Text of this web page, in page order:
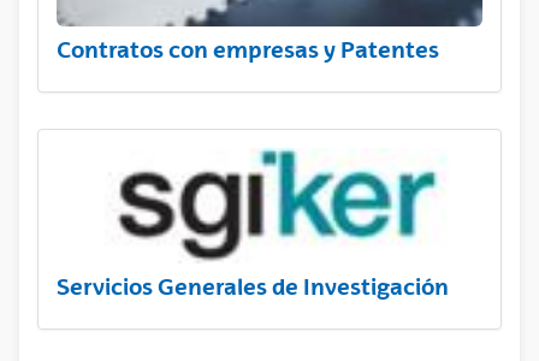
Contratos con empresas y Patentes
Servicios Generales de Investigación